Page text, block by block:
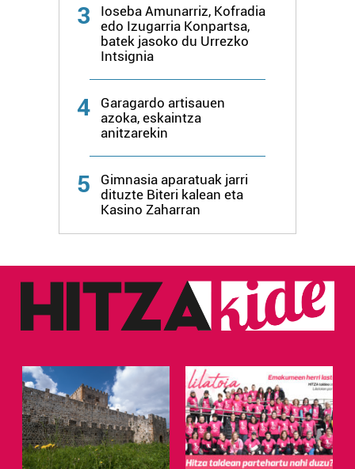
3
Ioseba Amunarriz, Kofradia
edo Izugarria Konpartsa,
batek jasoko du Urrezko
Intsignia
4
Garagardo artisauen
azoka, eskaintza
anitzarekin
5
Gimnasia aparatuak jarri
dituzte Biteri kalean eta
Kasino Zaharran